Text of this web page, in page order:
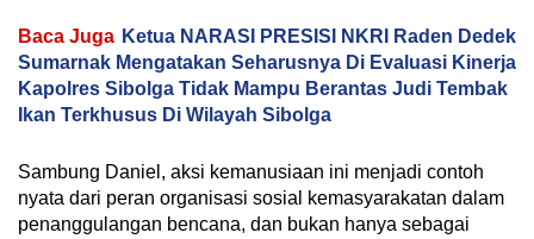
Baca Juga Ketua NARASI PRESISI NKRI Raden Dedek
Sumarnak Mengatakan Seharusnya Di Evaluasi Kinerja
Kapolres Sibolga Tidak Mampu Berantas Judi Tembak
Ikan Terkhusus Di Wilayah Sibolga
Sambung Daniel, aksi kemanusiaan ini menjadi contoh
nyata dari peran organisasi sosial kemasyarakatan dalam
penanggulangan bencana, dan bukan hanya sebagai